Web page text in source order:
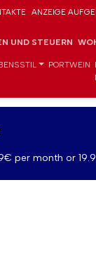
ANZEIGE
UND STEUERN
PORTWEIN
per month or